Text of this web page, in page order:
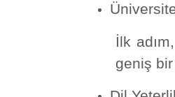
İlk
geniş